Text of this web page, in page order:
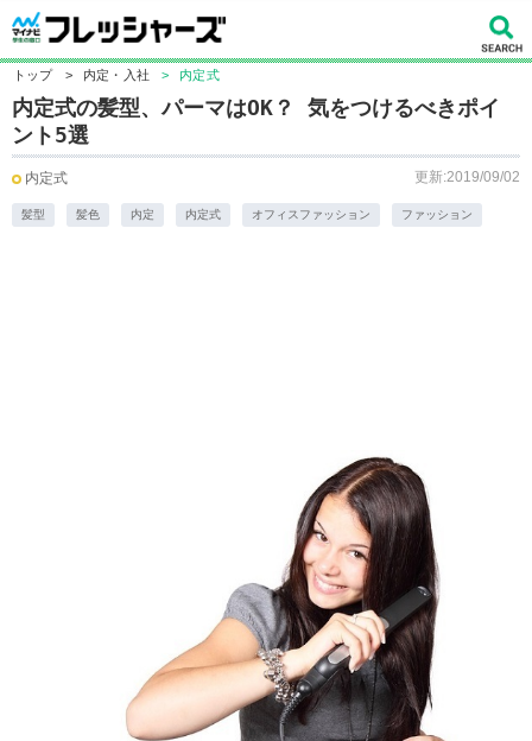
トップ > 内定・入社 > 内定式
内定式の髪型、パーマはOK？ 気をつけるべきポイ
ント5選
内定式 更新:2019/09/02
髪型 髪色 内定 内定式 オフィスファッション ファッション